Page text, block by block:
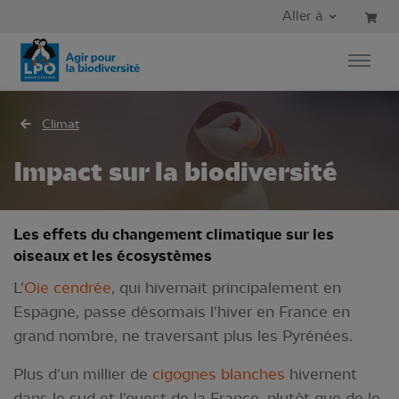
Aller au menu principal
Aller à
Climat
Impact sur la biodiversité
Les effets du changement climatique sur les
oiseaux et les écosystèmes
L'Oie cendrée, qui hivernait principalement en
Espagne, passe désormais l'hiver en France en
grand nombre, ne traversant plus les Pyrénées.
Plus d'un millier de cigognes blanches hivernent